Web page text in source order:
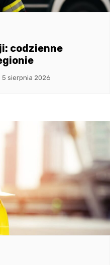
codzienne
5 sierpnia 2026